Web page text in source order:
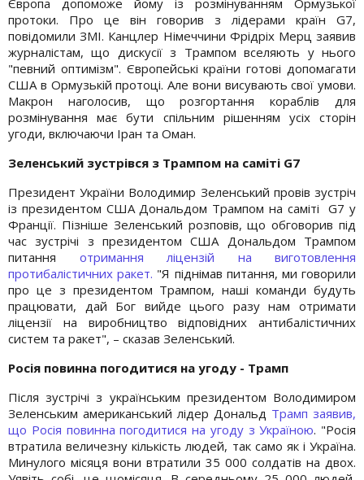
протоки. Про це він говорив з лідерами країн G7,
повідомили ЗМІ. Канцлер Німеччини Фрідріх Мерц заявив
журналістам, що дискусії з Трампом вселяють у нього
"певний оптимізм". Європейські країни готові допомагати
США в Ормузькій протоці. Але вони висувають свої умови.
Макрон наголосив, що розгортання кораблів для
розмінування має бути спільним рішенням усіх сторін
угоди, включаючи Іран та Оман.
Зеленський зустрівся з Трампом на саміті G7
Президент України Володимир Зеленський провів зустріч
із президентом США Дональдом Трампом на саміті G7 у
Франції. Пізніше Зеленський розповів, що обговорив під
час зустрічі з президентом США Дональдом Трампом
питання отримання ліцензій на виготовлення
протибалістичних ракет. "Я піднімав питання, ми говорили
про це з президентом Трампом, наші команди будуть
працювати, дай Бог вийде цього разу нам отримати
ліцензії на виробництво відповідних антибалістичних
систем та ракет", – сказав Зеленський.
Росія повинна погодитися на угоду - Трамп
Після зустрічі з українським президентом Володимиром
Зеленським американський лідер Дональд Трамп заявив,
що Росія повинна погодитися на угоду з Україною. "Росія
втратила величезну кількість людей, так само як і Україна.
Минулого місяця вони втратили 35 000 солдатів на двох.